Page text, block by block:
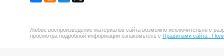
Любое воспроизведение материалов сайта возможно исключительно с
просмотра подробной информации ознакомьтесь с Правилами сайта .